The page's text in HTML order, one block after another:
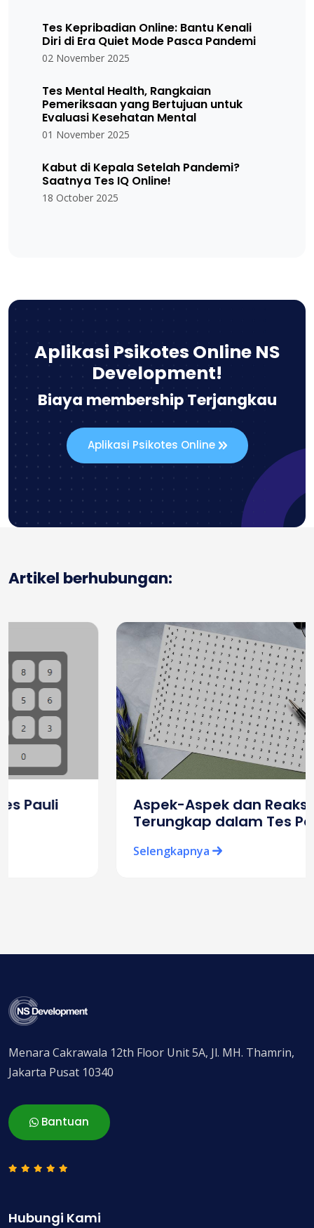
Tes Kepribadian Online: Bantu Kenali
Diri di Era Quiet Mode Pasca Pandemi
02 November 2025
Tes Mental Health, Rangkaian
Pemeriksaan yang Bertujuan untuk
Evaluasi Kesehatan Mental
01 November 2025
Kabut di Kepala Setelah Pandemi?
Saatnya Tes IQ Online!
18 October 2025
Aplikasi Psikotes Online NS
Development!
Biaya membership Terjangkau
Aplikasi Psikotes Online
Artikel berhubungan:
Aspek-Aspek dan Reaksi yang
Terungkap dalam Tes Pauli Online
Menara Cakrawala 12th Floor Unit 5A, Jl. MH. Thamrin,
Jakarta Pusat 10340
Bantuan
Hubungi Kami